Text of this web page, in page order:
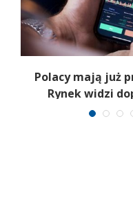
Polacy mają już
Rynek widzi